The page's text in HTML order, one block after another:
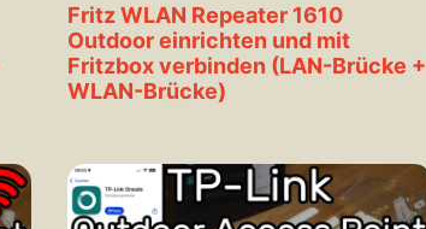
Fritz WLAN Repeater 1610
Outdoor einrichten und mit
Fritzbox verbinden (LAN-Brücke +
WLAN-Brücke)